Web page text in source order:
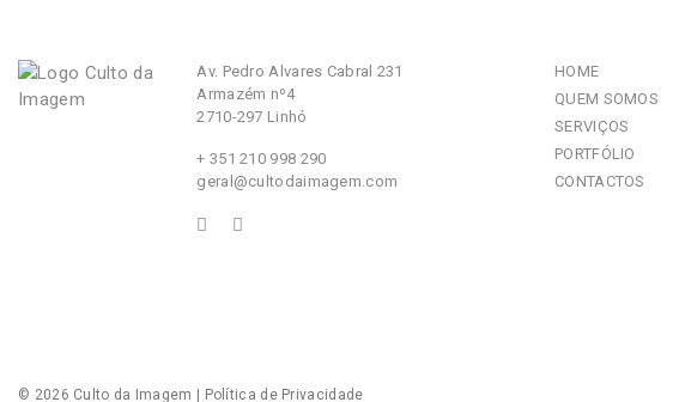
Av. Pedro Alvares Cabral 231
Armazém nº4
2710-297 Linhó
+ 351 210 998 290
geral@cultodaimagem.com
HOME
QUEM SOMOS
SERVIÇOS
PORTFÓLIO
CONTACTOS
© 2026 Culto da Imagem Política de Privacidade